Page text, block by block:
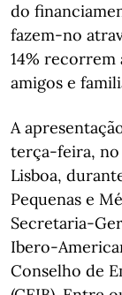
do
fazem-no
14% recorrem
amigos e
A
terça-feira,
Lisboa,
Pequenas e
Secretaria-
Ibero-
Conselho de